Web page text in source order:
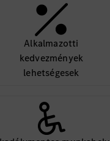
Alkalmazotti
kedvezmények
lehetségesek